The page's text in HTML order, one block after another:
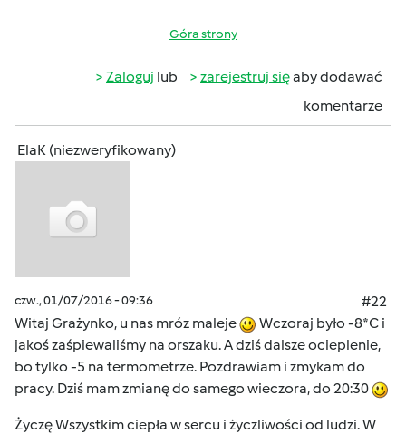
Góra strony
Zaloguj lub zarejestruj sięaby dodawać
komentarze
ElaK (niezweryfikowany)
czw., 01/07/2016 - 09:36
#22
Witaj Grażynko, u nas mróz maleje
Wczoraj było -8*C i
jakoś zaśpiewaliśmy na orszaku. A dziś dalsze ocieplenie,
bo tylko -5 na termometrze. Pozdrawiam i zmykam do
pracy. Dziś mam zmianę do samego wieczora, do 20:30
Życzę Wszystkim ciepła w sercu i życzliwości od ludzi. W